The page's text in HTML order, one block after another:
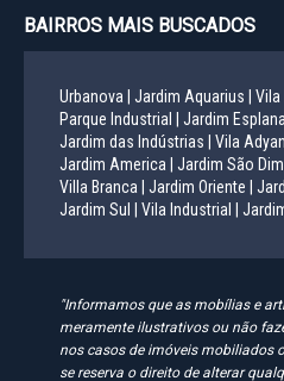
BAIRROS MAIS BUSCADOS
Urbanova | Jardim Aquarius | Vila
Parque Industrial |
Jardim
Jardim das Indústrias |
Vila
Jardim America |
Jardim São
Villa Branca |
Jardim Oriente |
Jardim Sul |
Vila Industrial |
"Informamos que as mobílias e
meramente ilustrativos ou não
nos casos de imóveis mobiliados
se reserva o direito de alterar